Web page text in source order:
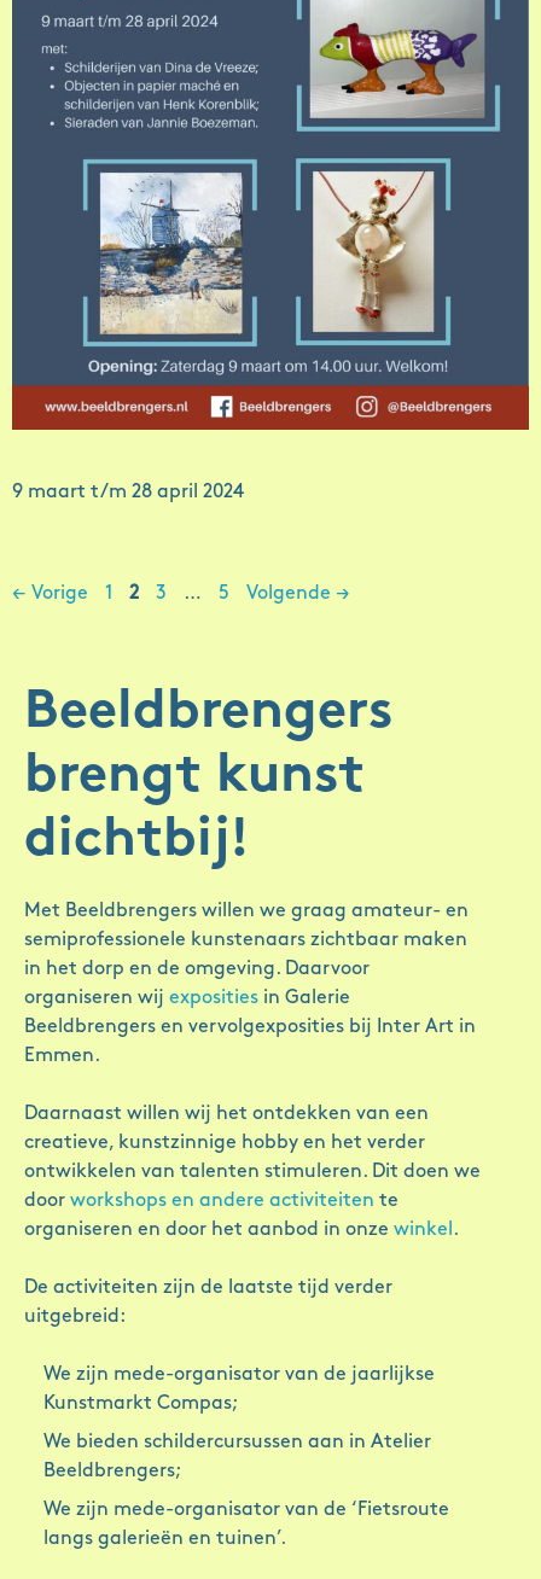
9 maart t/m 28 april 2024
Berichtnavigatie
← Vorige Pagina
1 Pagina
2 Pagina
3 … Pagina
5 Volgende →
Beeldbrengers
brengt kunst
dichtbij!
Met Beeldbrengers willen we graag amateur- en
semiprofessionele kunstenaars zichtbaar maken
in het dorp en de omgeving. Daarvoor
organiseren wij exposities in Galerie
Beeldbrengers en vervolgexposities bij Inter Art in
Emmen.
Daarnaast willen wij het ontdekken van een
creatieve, kunstzinnige hobby en het verder
ontwikkelen van talenten stimuleren. Dit doen we
door workshops en andere activiteiten te
organiseren en door het aanbod in onze winkel .
De activiteiten zijn de laatste tijd verder
uitgebreid:
We zijn mede-organisator van de jaarlijkse
Kunstmarkt Compas;
We bieden schildercursussen aan in Atelier
Beeldbrengers;
We zijn mede-organisator van de ‘Fietsroute
langs galerieën en tuinen’.